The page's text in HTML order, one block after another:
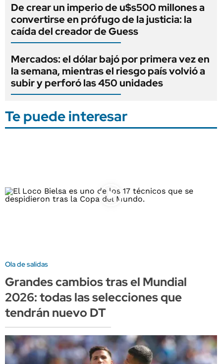
De crear un imperio de u$s500 millones a
convertirse en prófugo de la justicia: la
caída del creador de Guess
Mercados: el dólar bajó por primera vez en
la semana, mientras el riesgo país volvió a
subir y perforó las 450 unidades
Te puede interesar
Ola de salidas
Grandes cambios tras el Mundial
2026: todas las selecciones que
tendrán nuevo DT